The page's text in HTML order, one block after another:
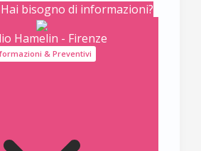
Hai bisogno di informazioni?
Hamelin - Firenze
& Preventivi